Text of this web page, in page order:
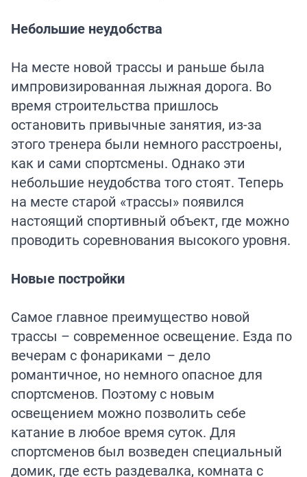
Небольшие неудобства
На месте новой трассы и раньше была
импровизированная лыжная дорога. Во
время строительства пришлось
остановить привычные занятия, из-за
этого тренера были немного расстроены,
как и сами спортсмены. Однако эти
небольшие неудобства того стоят. Теперь
на месте старой «трассы» появился
настоящий спортивный объект, где можно
проводить соревнования высокого уровня.
Новые постройки
Самое главное преимущество новой
трассы – современное освещение. Езда по
вечерам с фонариками – дело
романтичное, но немного опасное для
спортсменов. Поэтому с новым
освещением можно позволить себе
катание в любое время суток. Для
спортсменов был возведен специальный
домик, где есть раздевалка, комната с